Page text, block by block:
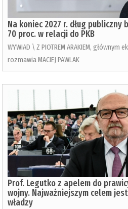
Na koniec 2027 r. dług publiczny
70 proc. w relacji do PKB
WYWIAD \ Z PIOTREM ARAKIEM,
rozmawia MACIEJ PAWLAK
Prof. Legutko z apelem do
wojny. Najważniejszym celem
władzy